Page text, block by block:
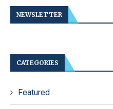
NEWSLETTER
CATEGORIES
Featured